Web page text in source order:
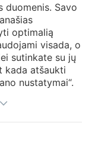
duomenis. Savo
optimalią
visada, o
sutinkate su jų
kada atšaukti
nustatymai“.